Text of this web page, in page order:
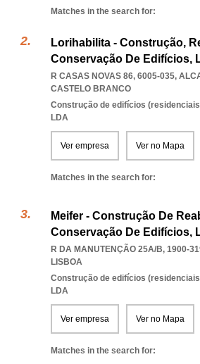
Matches in the search for:
Lorihabilita - Construção,
Conservação De Edifícios,
R CASAS NOVAS 86, 6005-035,
CASTELO BRANCO
Construção de edifícios
LDA
Ver empresa Ver no Mapa
Matches in the search for:
Meifer - Construção De
Conservação De Edifícios,
R DA MANUTENÇÃO 25A/B, 1900-
LISBOA
Construção de edifícios
LDA
Ver empresa Ver no Mapa
Matches in the search for: